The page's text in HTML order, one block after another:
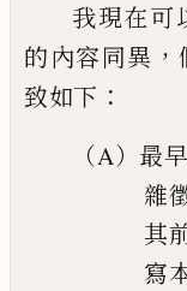
我現在可
的內容同異 ，
致如下 ：
（A）最
雜
其
寫